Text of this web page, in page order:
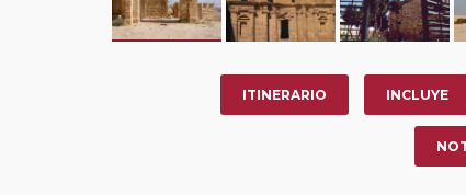
ITINERARIO INCLUYE